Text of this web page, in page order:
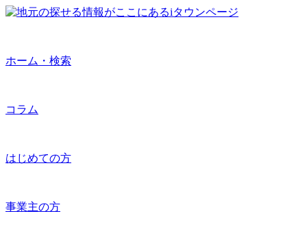
ホーム・検索
コラム
はじめての方
事業主の方